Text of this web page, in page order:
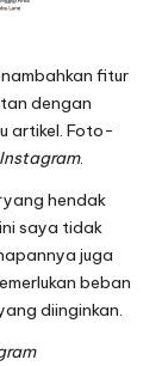
fitur
dengan
artikel. Foto-
Instagram.
yang hendak
saya tidak
juga
beban
diinginkan.